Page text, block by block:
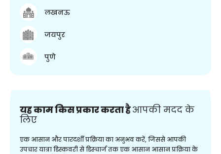
लखनऊ
जयपुर
पुणे
यह काम किस प्रकार करता हैआपकी मदद के
लिए
एक आसान और पारदर्शी प्रक्रिया का अनुभव करें, जिससे आपकी
उपचार यात्रा डिस्कवरी से डिस्चार्ज तक एक आसान आसान प्रक्रिया के